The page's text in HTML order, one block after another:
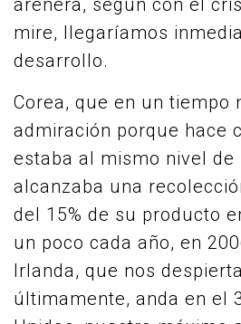
arenera, según con el
mire, llegaríamos
desarrollo.
Corea, que en un tiempo
admiración porque hace
estaba al mismo nivel de
alcanzaba una
del 15% de su producto
un poco cada año, en
Irlanda, que nos
últimamente, anda en el